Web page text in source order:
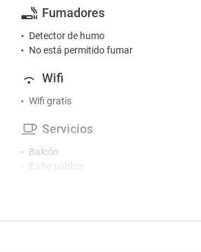
Fumadores
Detector de humo
No está permitido fumar
Wifi
Wifi gratis
Servicios
Balcón
Baño público
Centro de negocios